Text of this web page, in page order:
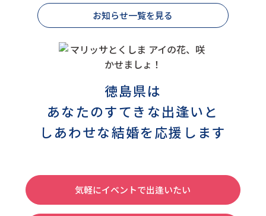
お知らせ一覧を見る
徳島県は
あなたのすてきな出逢いと
しあわせな結婚を応援します
気軽にイベントで出逢いたい